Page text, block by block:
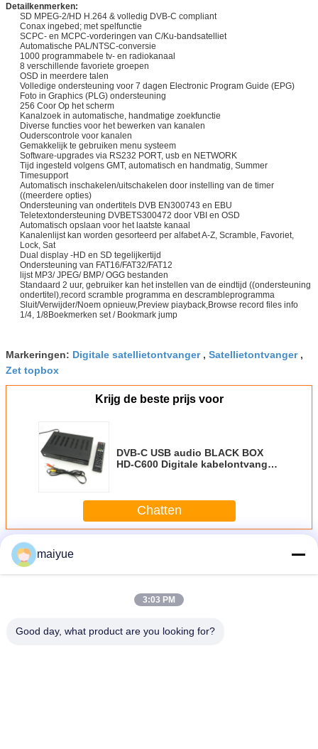
Detailkenmerken:
SD MPEG-2/HD H.264 & volledig DVB-C compliant
Conax ingebed; met spelfunctie
SCPC- en MCPC-vorderingen van C/Ku-bandsatelliet
Automatische PAL/NTSC-conversie
1000 programmabele tv- en radiokanaal
8 verschillende favoriete groepen
OSD in meerdere talen
Volledige ondersteuning voor 7 dagen Electronic Program Guide (EPG)
Foto in Graphics (PLG) ondersteuning
256 Coor Op het scherm
Kanalzoek in automatische, handmatige zoekfunctie
Diverse functies voor het bewerken van kanalen
Ouderscontrole voor kanalen
Gemakkelijk te gebruiken menu systeem
Software-upgrades via RS232 PORT, usb en NETWORK
Tijd ingesteld volgens GMT, automatisch en handmatig, Summer
Timesupport
Automatisch inschakelen/uitschakelen door instelling van de timer
((meerdere opties)
Ondersteuning van ondertitels DVB EN300743 en EBU
Teletextondersteuning DVBETS300472 door VBI en OSD
Automatisch opslaan voor het laatste kanaal
Kanalenlijst kan worden gesorteerd per alfabet A-Z, Scramble, Favoriet,
Lock, Sat
Dual display -HD en SD tegelijkertijd
Ondersteuning van FAT16/FAT32/FAT12
lijst MP3/ JPEG/ BMP/ OGG bestanden
Standaard 2 uur, gebruiker kan het instellen van de eindtijd ((ondersteuning
ondertitel),record scramble programma en descrambleprogramma
Sluit/Verwijder/Noem opnieuw,Preview piayback,Browse record files info
1/4, 1/8Boekmerken set / Bookmark jump
Markeringen: Digitale satellietontvanger, Satellietontvanger,
Zet topbox
Krijg de beste prijs voor
DVB-C USB audio BLACK BOX
HD-C600 Digitale kabelontvanger
Chatten
MeerDVB-C Digitale Kabelontvanger
maiyue
3:03 PM
Good day, what product are you looking for?